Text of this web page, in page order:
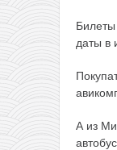
даты в
А из